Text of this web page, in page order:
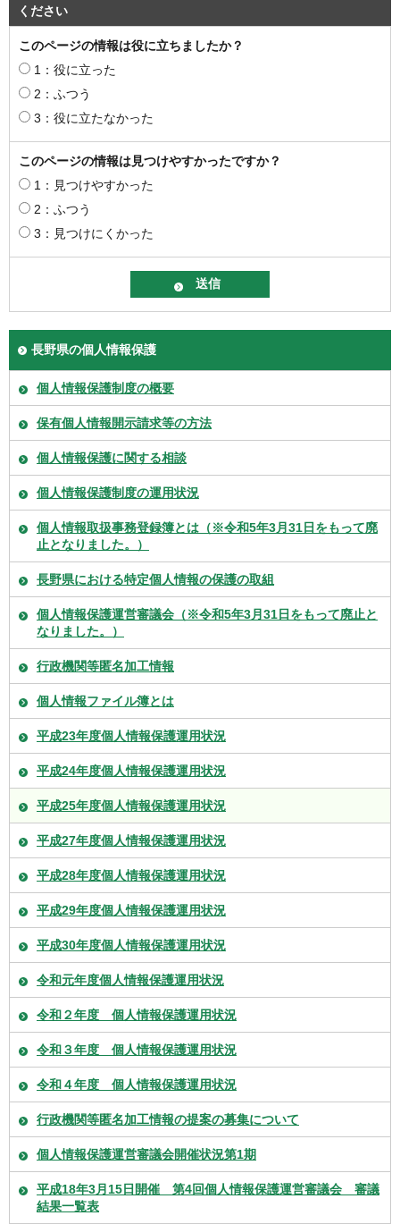
ください
このページの情報は役に立ちましたか？
1：役に立った
2：ふつう
3：役に立たなかった
このページの情報は見つけやすかったですか？
1：見つけやすかった
2：ふつう
3：見つけにくかった
長野県の個人情報保護
個人情報保護制度の概要
保有個人情報開示請求等の方法
個人情報保護に関する相談
個人情報保護制度の運用状況
個人情報取扱事務登録簿とは（※令和5年3月31日をもって廃
止となりました。）
長野県における特定個人情報の保護の取組
個人情報保護運営審議会（※令和5年3月31日をもって廃止と
なりました。）
行政機関等匿名加工情報
個人情報ファイル簿とは
平成23年度個人情報保護運用状況
平成24年度個人情報保護運用状況
平成25年度個人情報保護運用状況
平成27年度個人情報保護運用状況
平成28年度個人情報保護運用状況
平成29年度個人情報保護運用状況
平成30年度個人情報保護運用状況
令和元年度個人情報保護運用状況
令和２年度 個人情報保護運用状況
令和３年度 個人情報保護運用状況
令和４年度 個人情報保護運用状況
行政機関等匿名加工情報の提案の募集について
個人情報保護運営審議会開催状況第1期
平成18年3月15日開催 第4回個人情報保護運営審議会 審議
結果一覧表